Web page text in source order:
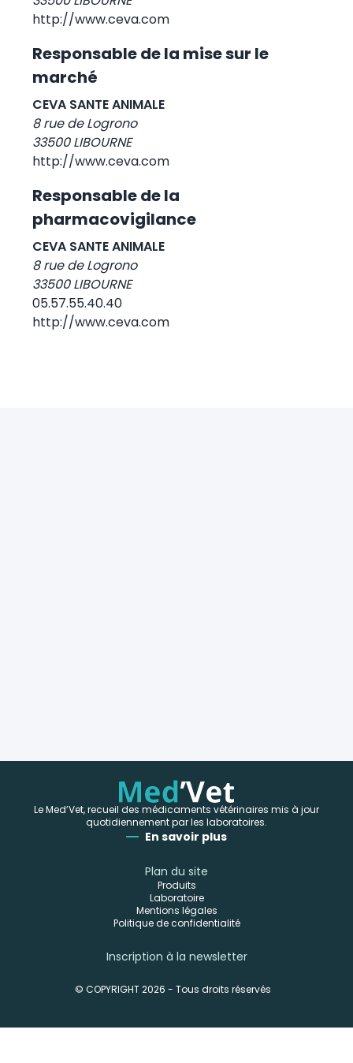
http://www.ceva.com
Responsable de la mise sur le
marché
CEVA SANTE ANIMALE
8 rue de Logrono
33500 LIBOURNE
http://www.ceva.com
Responsable de la
pharmacovigilance
CEVA SANTE ANIMALE
8 rue de Logrono
33500 LIBOURNE
05.57.55.40.40
http://www.ceva.com
Le Med’Vet, recueil des médicaments vétérinaires mis à jour
quotidiennement par les laboratoires.
En savoir plus
Plan du site
Produits
Laboratoire
Mentions légales
Politique de confidentialité
Inscription à la newsletter
© COPYRIGHT 2026 - Tous droits réservés